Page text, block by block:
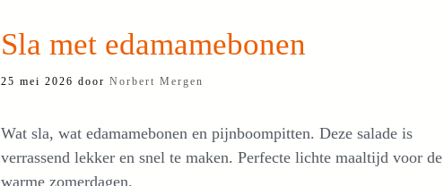
Sla met edamamebonen
25 mei 2026 door Norbert Mergen
Wat sla, wat edamamebonen en pijnboompitten. Deze salade is
verrassend lekker en snel te maken. Perfecte lichte maaltijd voor de
warme zomerdagen.